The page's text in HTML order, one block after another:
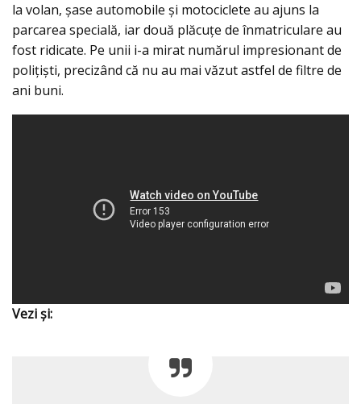
la volan, șase automobile și motociclete au ajuns la
parcarea specială, iar două plăcuțe de înmatriculare au
fost ridicate. Pe unii i-a mirat numărul impresionant de
polițiști, precizând că nu au mai văzut astfel de filtre de
ani buni.
Vezi şi: